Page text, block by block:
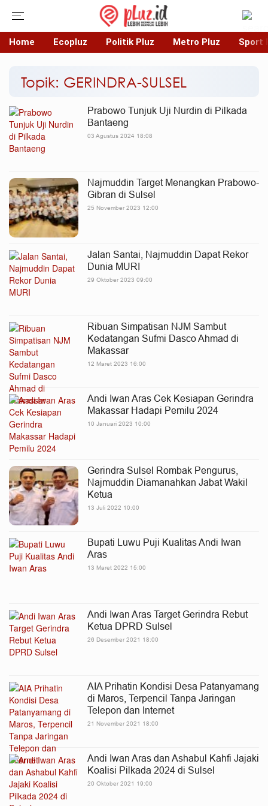
Home Ecopluz Politik Pluz Metro Pluz Sport
Topik: GERINDRA-SULSEL
Prabowo Tunjuk Uji Nurdin di Pilkada
Bantaeng
03 Agustus 2024 18:08
Najmuddin Target Menangkan Prabowo-
Gibran di Sulsel
25 November 2023 12:00
Jalan Santai, Najmuddin Dapat Rekor
Dunia MURI
29 Oktober 2023 09:00
Ribuan Simpatisan NJM Sambut
Kedatangan Sufmi Dasco Ahmad di
Makassar
12 Maret 2023 16:00
Andi Iwan Aras Cek Kesiapan Gerindra
Makassar Hadapi Pemilu 2024
10 Januari 2023 10:00
Gerindra Sulsel Rombak Pengurus,
Najmuddin Diamanahkan Jabat Wakil
Ketua
13 Juli 2022 10:00
Bupati Luwu Puji Kualitas Andi Iwan
Aras
13 Maret 2022 15:00
Andi Iwan Aras Target Gerindra Rebut
Ketua DPRD Sulsel
26 Desember 2021 18:00
AIA Prihatin Kondisi Desa Patanyamang
di Maros, Terpencil Tanpa Jaringan
Telepon dan Internet
21 November 2021 18:00
Andi Iwan Aras dan Ashabul Kahfi Jajaki
Koalisi Pilkada 2024 di Sulsel
20 Oktober 2021 19:00